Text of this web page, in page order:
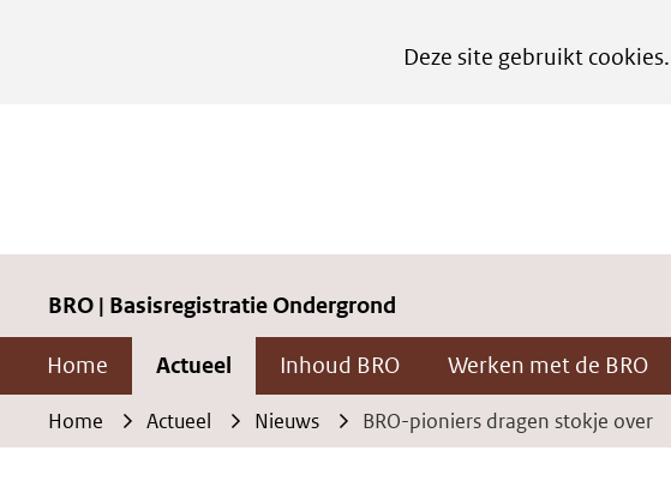
Deze site gebruikt cookies.
van
cookies
op
deze
website
worden
BRO | Basisregistratie Ondergrond
Home Actueel Inhoud BRO Werken met de BRO
Home Actueel Nieuws BRO-pioniers dragen stokje over